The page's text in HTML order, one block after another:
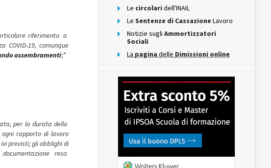
riferimento a
19, comunque
assembramenti;”
per la durata dello
rapporto di lavoro
previsti; gli obblighi di
resa
Le circolari dell'INAIL
Le Sentenze di Cassazione Lavoro
Notizie sugli Ammortizzatori
Sociali
La pagina delle Dimissioni online